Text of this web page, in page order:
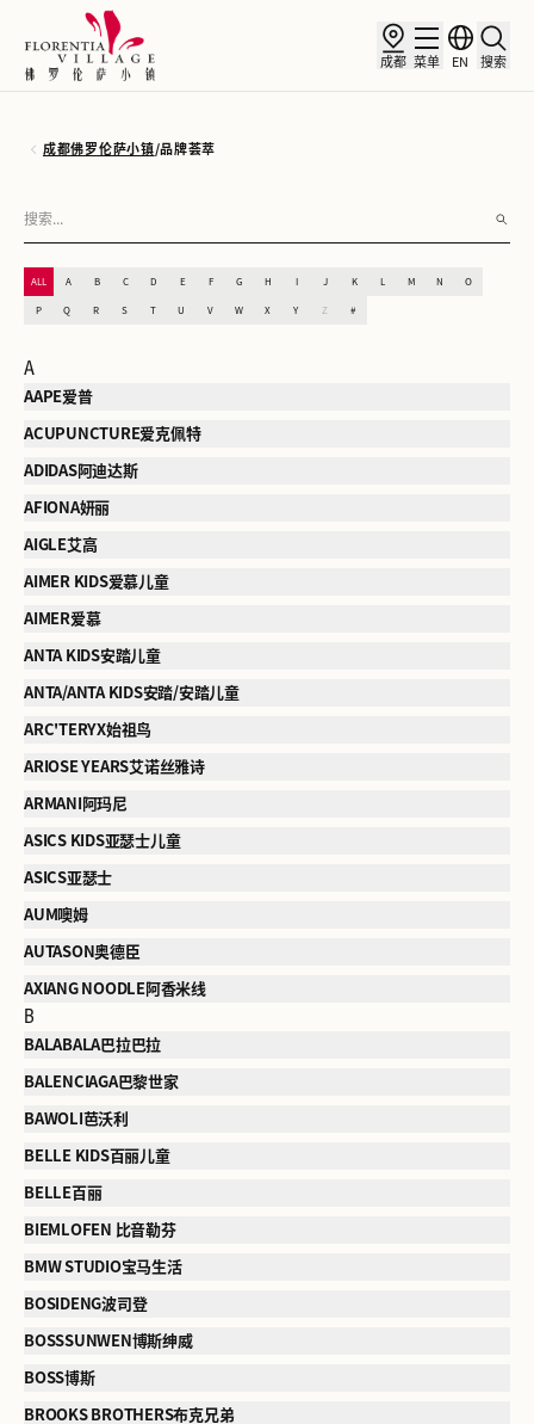
成都 菜单 EN 搜索
成都佛罗伦萨小镇/品牌荟萃
ALL A B C D E F G H K M N O
P Q R S T U V W X Y Z #
A
AAPE爱普
ACUPUNCTURE爱克佩特
ADIDAS阿迪达斯
AFIONA妍丽
AIGLE艾高
AIMER KIDS爱慕儿童
AIMER爱慕
ANTA KIDS安踏儿童
ANTA/ANTA KIDS安踏/安踏儿童
ARC'TERYX始祖鸟
ARIOSE YEARS艾诺丝雅诗
ARMANI阿玛尼
ASICS KIDS亚瑟士儿童
ASICS亚瑟士
AUM噢姆
AUTASON奥德臣
AXIANG NOODLE阿香米线
B
BALABALA巴拉巴拉
BALENCIAGA巴黎世家
BAWOLI芭沃利
BELLE KIDS百丽儿童
BELLE百丽
BIEMLOFEN 比音勒芬
BMW STUDIO宝马生活
BOSIDENG波司登
BOSSSUNWEN博斯绅威
BOSS博斯
BROOKS BROTHERS布克兄弟